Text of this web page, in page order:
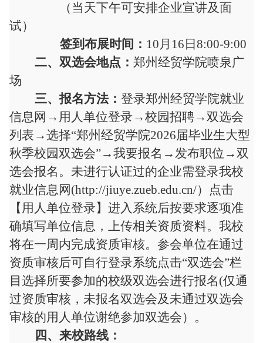
（ 当天下午可安排企业宣讲及面
试）
签到布展时间： 10月 16 日 8:00-9:00
二、双选会地点： 郑州经贸学院喷泉广
场
三、报名方法： 登录郑州经贸学院就业
信息网 → 用人单位登录 →校园招聘→双选会
列表→选择“郑州经贸学院2026届毕业生大型
秋季校园双选会”→我要报名→发布职位→双
选会报名。 未进行认证过的企业需登录我校
就业信息网(http://jiuye.zueb.edu.cn/）点击
【用人单位登录】进入系统后按要求逐项准
确填写单位信息，上传相关资质资料。我校
将在一周内完成资质审核。参会单位在通过
资质审核后可自行登录系统点击“双选会”栏
目选择所要参加的校级双选会进行报名(仅通
过资质审核，未报名双选会及未通过双选会
审核的用人单位谢绝参加双选会）。
四 、来校路线 ：